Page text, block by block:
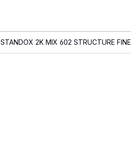
STANDOX 2K MIX 602 STRUCTURE FINE